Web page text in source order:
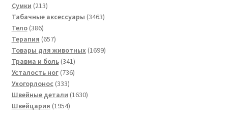
товаров
Сумки 213213
товаров
Табачные аксессуары 34633463
Тело 386386
товаров
Терапия 657657
товаров
Товары для животных 16991699
Травма и боль 341341
товар
Усталость ног 736736
Ухогорлонос 333333
товара
Швейные детали 16301630
Швейцария 19541954